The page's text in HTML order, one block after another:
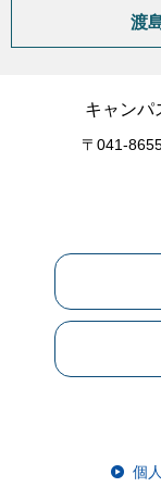
渡
キャンパ
〒041-
個